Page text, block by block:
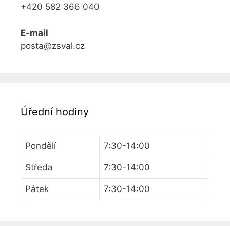
+420 582 366 040
E-mail
posta@zsval.cz
Úřední hodiny
Pondělí 7:30-14:00
Středa 7:30-14:00
Pátek 7:30-14:00